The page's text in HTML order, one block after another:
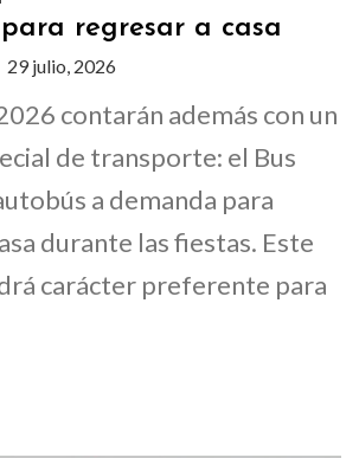
regresar a casa
29 julio, 2026
contarán además con un
de transporte: el Bus
a demanda para
durante las fiestas. Este
carácter preferente para